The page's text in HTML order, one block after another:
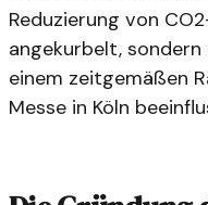
Reduzierung von
angekurbelt,
einem zeitgemäßen
Messe in Köln